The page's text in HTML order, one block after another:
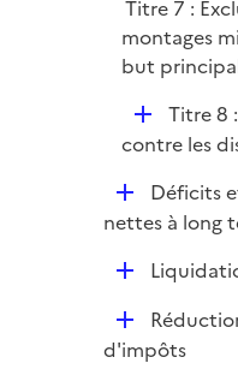
l
i
e
Titre 7 :
montages
but
D
é
l
i
e
r
Titre 8
contre les
D
é
r
Déficits
nettes à long
D
l
D
é
d'impôts